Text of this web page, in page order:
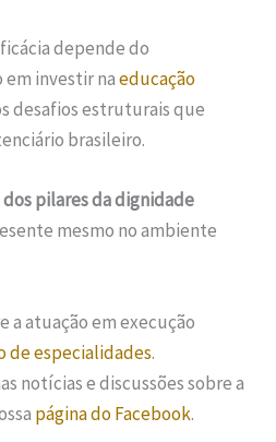
depende do
em investir naeducação
desafios estruturais que
brasileiro.
pilares da dignidade
mesmo no ambiente
a atuação em execução
de especialidades.
notícias e discussões sobre a
página do Facebook.